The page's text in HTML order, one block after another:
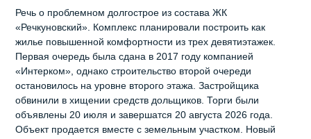
Речь о проблемном долгострое из состава ЖК
«Речкуновский». Комплекс планировали построить как
жилье повышенной комфортности из трех девятиэтажек.
Первая очередь была сдана в 2017 году компанией
«Интерком», однако строительство второй очереди
остановилось на уровне второго этажа. Застройщика
обвинили в хищении средств дольщиков. Торги были
объявлены 20 июля и завершатся 20 августа 2026 года.
Объект продается вместе с земельным участком. Новый